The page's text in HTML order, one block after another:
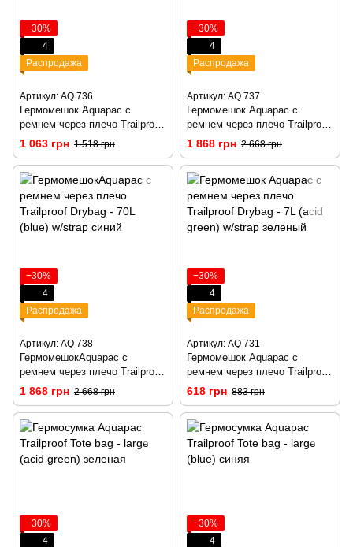
−30%
4
Распродажа
Артикул: AQ 736
Гермомешок Aquapac с
ремнем через плечо Trailproof
Drybag - 25L (blue) w/strap
1 063 грн 1 518 грн
−30%
4
Распродажа
Артикул: AQ 737
Гермомешок Aquapac с
ремнем через плечо Trailproof
Drybag - 70L (acid green)
w/strap зеленый
1 868 грн 2 668 грн
−30%
4
Распродажа
Артикул: AQ 738
ГермомешокAquapac с
ремнем через плечо Trailproof
Drybag - 70L (blue) w/strap
1 868 грн 2 668 грн
−30%
4
Распродажа
Артикул: AQ 731
Гермомешок Aquapac с
ремнем через плечо Trailproof
Drybag - 7L (acid green) w/strap
зеленый
618 грн 883 грн
−30%
4
−30%
4